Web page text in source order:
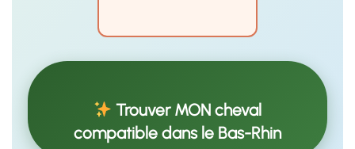
Trouver MON cheval
compatible dans le Bas-Rhin